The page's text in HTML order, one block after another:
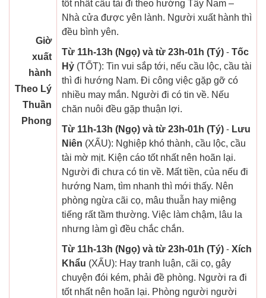
Giờ
xuất
hành
Theo Lý
Thuần
Phong
tốt nhất cầu tài đi theo hướng Tây Nam –
Nhà cửa được yên lành. Người xuất hành thì
đều bình yên.
Từ 11h-13h (Ngọ) và từ 23h-01h (Tý) - Tốc
Hỷ (TỐT): Tin vui sắp tới, nếu cầu lộc, cầu tài
thì đi hướng Nam. Đi công việc gặp gỡ có
nhiều may mắn. Người đi có tin về. Nếu
chăn nuôi đều gặp thuận lợi.
Từ 11h-13h (Ngọ) và từ 23h-01h (Tý) - Lưu
Niên (XẤU): Nghiệp khó thành, cầu lộc, cầu
tài mờ mịt. Kiện cáo tốt nhất nên hoãn lại.
Người đi chưa có tin về. Mất tiền, của nếu đi
hướng Nam, tìm nhanh thì mới thấy. Nên
phòng ngừa cãi cọ, mâu thuẫn hay miệng
tiếng rất tầm thường. Việc làm chậm, lâu la
nhưng làm gì đều chắc chắn.
Từ 11h-13h (Ngọ) và từ 23h-01h (Tý) - Xích
Khẩu (XẤU): Hay tranh luận, cãi cọ, gây
chuyện đói kém, phải đề phòng. Người ra đi
tốt nhất nên hoãn lại. Phòng người người